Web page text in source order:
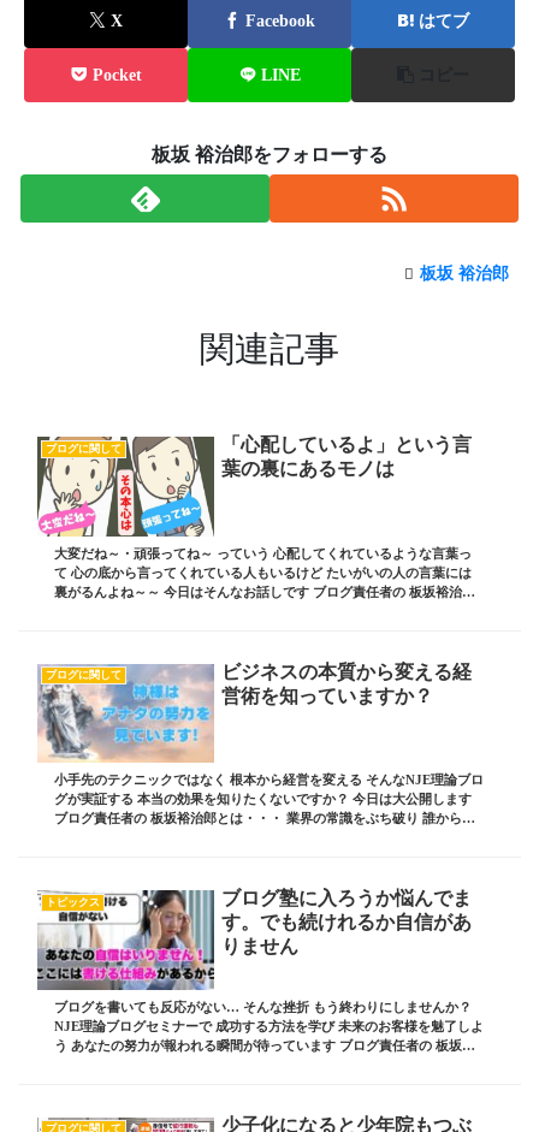
X Facebook はてブ
Pocket LINE
板坂 裕治郎をフォローする
板坂 裕治郎
関連記事
ブログに関して
「心配しているよ」という言
葉の裏にあるモノは
大変だね～・頑張ってね～ っていう 心配してくれているような言葉っ
て 心の底から言ってくれている人もいるけど たいがいの人の言葉には
裏がるんよね～～ 今日はそんなお話しです ブログ責任者の 板坂裕治郎
ブログに関して
ビジネスの本質から変える経
営術を知っていますか？
小手先のテクニックではなく 根本から経営を変える そんなNJE理論ブロ
グが実証する 本当の効果を知りたくないですか？ 今日は大公開します
ブログ責任者の 板坂裕治郎とは・・・ 業界の常識をぶち破り 誰からも
トピックス
ブログ塾に入ろうか悩んでま
す。でも続けれるか自信があ
りません
ブログを書いても反応がない… そんな挫折 もう終わりにしませんか？
NJE理論ブログセミナーで 成功する方法を学び 未来のお客様を魅了しよ
う あなたの努力が報われる瞬間が待っています ブログ責任者の 板坂裕
ブログに関して 少子化になると少年院もつぶ